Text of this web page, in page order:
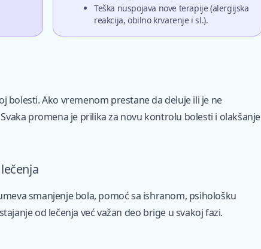
Teška nuspojava nove terapije (alergijska
reakcija, obilno krvarenje i sl.).
bolesti. Ako vremenom prestane da deluje ili je ne
promena je prilika za novu kontrolu bolesti i olakšanje
smanjenje bola, pomoć sa ishranom, psihološku
od lečenja već važan deo brige u svakoj fazi.